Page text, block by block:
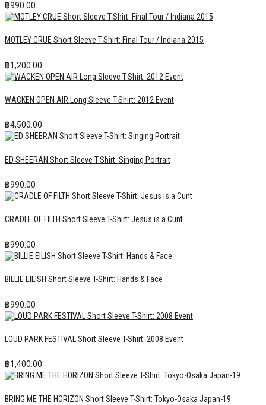
฿990.00
MOTLEY CRUE Short Sleeve T-Shirt: Final Tour / Indiana 2015
฿1,200.00
WACKEN OPEN AIR Long Sleeve T-Shirt: 2012 Event
฿4,500.00
ED SHEERAN Short Sleeve T-Shirt: Singing Portrait
฿990.00
CRADLE OF FILTH Short Sleeve T-Shirt: Jesus is a Cunt
฿990.00
BILLIE EILISH Short Sleeve T-Shirt: Hands & Face
฿990.00
LOUD PARK FESTIVAL Short Sleeve T-Shirt: 2008 Event
฿1,400.00
BRING ME THE HORIZON Short Sleeve T-Shirt: Tokyo-Osaka Japan-19